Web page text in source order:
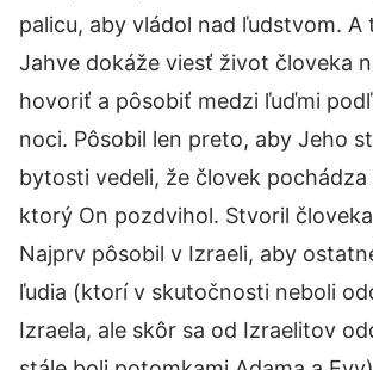
palicu, aby vládol nad ľudstvom. A
Jahve dokáže viesť život človeka
hovoriť a pôsobiť medzi ľuďmi
noci. Pôsobil len preto, aby Jeho
bytosti vedeli, že človek pochádza
ktorý On pozdvihol. Stvoril
Najprv pôsobil v Izraeli, aby
ľudia (ktorí v skutočnosti neboli
Izraela, ale skôr sa od Izraelitov